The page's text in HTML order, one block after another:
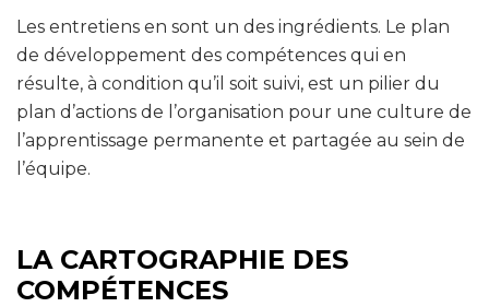
Les entretiens en sont un des ingrédients. Le plan
de développement des compétences qui en
résulte, à condition qu’il soit suivi, est un pilier du
plan d’actions de l’organisation pour une culture de
l’apprentissage permanente et partagée au sein de
l’équipe.
LA CARTOGRAPHIE DES
COMPÉTENCES